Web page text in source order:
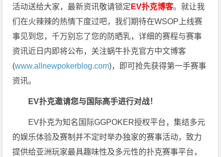
活动送给大家，最新资讯敬请锁定 EV扑克博客。就让我
们在火辣辣的热情下度过吧，我们期待在WSOP上线赛
事见到您，千万别忘了您的防晒乳，详细的赛程与赛事
资讯近日内即将公布，关注蜗牛扑克官方中文博客
(www.allnewpokerblog.com)，即可抢先获得第一手赛事
资讯。
EV扑克邀请您与国际高手进行对战！
EV扑克为知名国际GGPOKER授权平台，集结多元
的娱乐体验及赛制并不定时举办独家的赛事活动，致力
提供给亚洲玩家最具趣味性及多元性的扑克赛事平台，